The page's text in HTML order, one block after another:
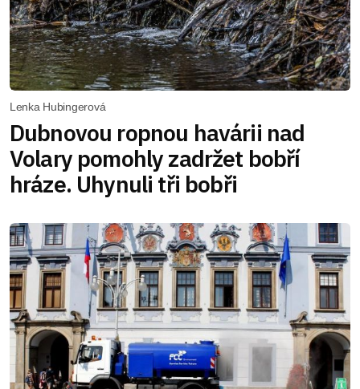
Lenka Hubingerová
Dubnovou ropnou havárii nad
Volary pomohly zadržet bobří
hráze. Uhynuli tři bobři